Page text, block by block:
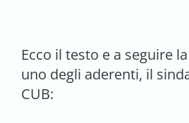
Ecco il testo e a seguire
uno degli aderenti, il
CUB: